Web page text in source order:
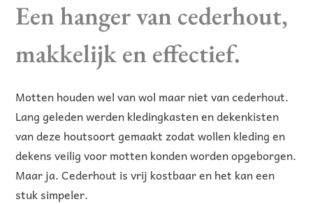
Een hanger van cederhout,
makkelijk en effectief.
Motten houden wel van wol maar niet van cederhout.
Lang geleden werden kledingkasten en dekenkisten
van deze houtsoort gemaakt zodat wollen kleding en
dekens veilig voor motten konden worden opgeborgen.
Maar ja. Cederhout is vrij kostbaar en het kan een
stuk simpeler.